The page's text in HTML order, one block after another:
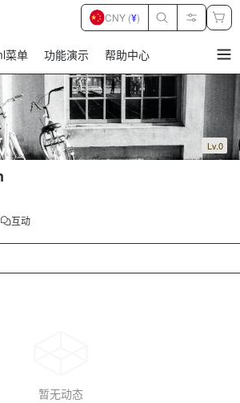
菜单 功能演示 帮助中心
CNY (¥)
Lv.0
互动
暂无动态